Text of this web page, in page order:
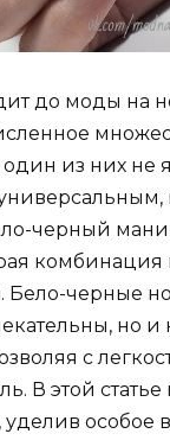
до моды на
из них не
черный
комбинация
Бело-черные
но и
с
В этой
особое